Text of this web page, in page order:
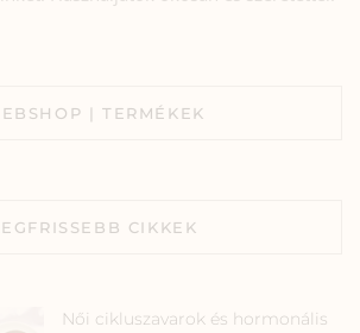
| TERMÉKEK
CIKKEK
Női cikluszavarok és hormonális